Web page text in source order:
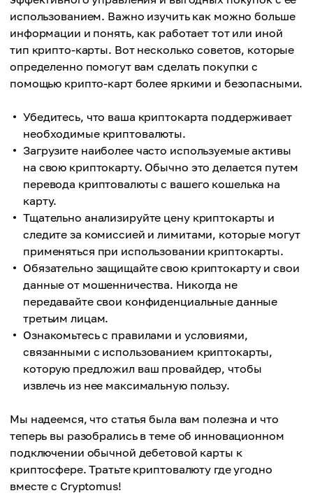
ресторанах, на заправках, в кинотеатре —
буквально где угодно.
3.
Международная криптокарта также избавляет
от сложных операций обмена во время
валюту с карты или просто оплатить ею
покупки.
3.
Иногда при оплате криптокартой применяются
очень высокий курс обмена, ежемесячная плата
за обслуживание и комиссии за транзакции.
использованием. Важно изучить как можно больше
информации и понять, как работает тот или иной
тип крипто-карты. Вот несколько советов, которые
определенно помогут вам сделать покупки с
помощью крипто-карт более яркими и безопасными.
Убедитесь, что ваша криптокарта поддерживает
необходимые криптовалюты.
Загрузите наиболее часто используемые активы
на свою криптокарту. Обычно это делается путем
перевода криптовалюты с вашего кошелька на
карту.
Тщательно анализируйте цену криптокарты и
следите за комиссией и лимитами, которые могут
применяться при использовании криптокарты.
Обязательно защищайте свою криптокарту и свои
данные от мошенничества. Никогда не
передавайте свои конфиденциальные данные
третьим лицам.
Ознакомьтесь с правилами и условиями,
связанными с использованием криптокарты,
которую предложил ваш провайдер, чтобы
извлечь из нее максимальную пользу.
Мы надеемся, что статья была вам полезна и что
теперь вы разобрались в теме об инновационном
подключении обычной дебетовой карты к
криптосфере. Тратьте криптовалюту где угодно
вместе с Cryptomus!